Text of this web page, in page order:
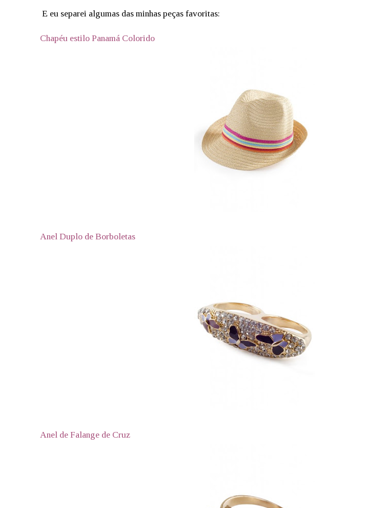
E eu separei algumas das minhas peças favoritas:
Chapéu estilo Panamá Colorido
Anel Duplo de Borboletas
Anel de Falange de Cruz